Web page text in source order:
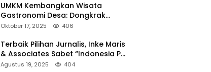
UMKM Kembangkan Wisata
Gastronomi Desa: Dongkrak
Ekonomi Daerah, Perluas Pasar
Oktober 17, 2025 406
Terbaik Pilihan Jurnalis, Inke Maris
& Associates Sabet “Indonesia PR
of the Year 2025”
Agustus 19, 2025 404